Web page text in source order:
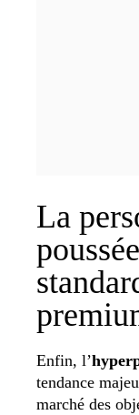
La
Enfin, l’
tendance
marché des